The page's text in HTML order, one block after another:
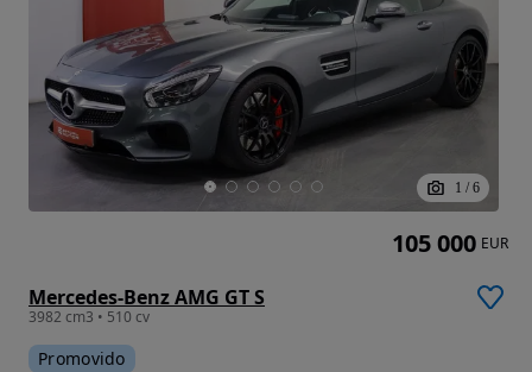
1 / 6
Mercedes-Benz AMG GT S
3982 cm3 • 510 cv
Promovido
105 000 EUR